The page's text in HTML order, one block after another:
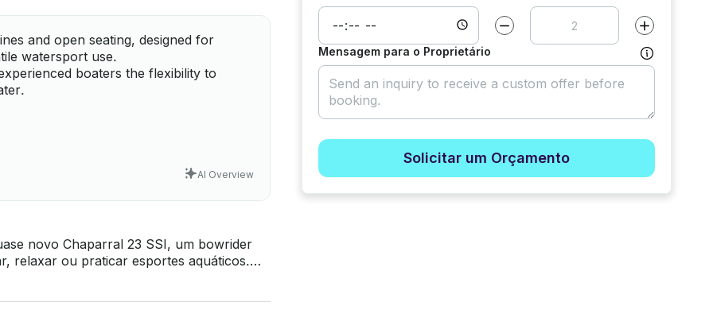
and open seating, designed for
watersport use.
boaters the flexibility to
AI Overview
novo Chaparral 23 SSI, um bowrider
relaxar ou praticar esportes aquáticos.
40 horas no motor, tornando-o um dos
Diminuir valor por Aumentar
Mensagem para o Proprietário
Solicitar um Orçamento